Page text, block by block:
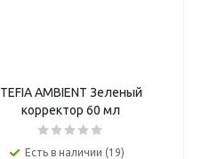
TEFIA AMBIENT Зеленый
корректор 60 мл
Есть в наличии (19)